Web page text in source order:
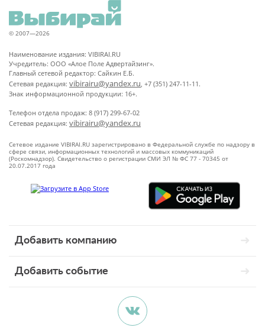
© 2007—2026
Наименование издания: VIBIRAI.RU
Учредитель: ООО «Алое Поле Адвертайзинг».
Главный сетевой редактор: Сайкин Е.Б.
Сетевая редакция: vibirairu@yandex.ru, +7 (351) 247-11-11.
Знак информационной продукции: 16+.
Телефон отдела продаж: 8 (917) 299-67-02
Сетевая редакция: vibirairu@yandex.ru
Сетевое издание VIBIRAI.RU зарегистрировано в Федеральной службе по надзору в
сфере связи, информационных технологий и массовых коммуникаций
(Роскомнадзор). Свидетельство о регистрации СМИ ЭЛ № ФС 77 - 70345 от
20.07.2017 года
Добавить компанию
Добавить событие